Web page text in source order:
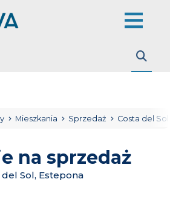
Mieszkania Sprzedaż Costa del Sol
na sprzedaż
Sol, Estepona